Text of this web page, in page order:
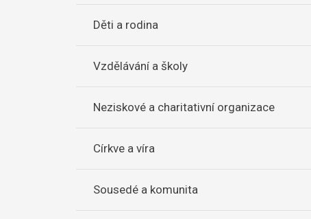
Děti a rodina
Vzdělávání a školy
Neziskové a charitativní organizace
Církve a víra
Sousedé a komunita